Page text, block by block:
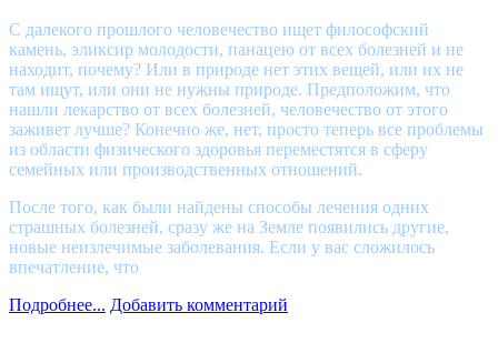
С далекого прошлого человечество ищет философский
камень, эликсир молодости, панацею от всех болезней и не
находит, почему? Или в природе нет этих вещей, или их не
там ищут, или они не нужны природе. Предположим, что
нашли лекарство от всех болезней, человечество от этого
заживет лучше? Конечно же, нет, просто теперь все проблемы
из области физического здоровья переместятся в сферу
семейных или производственных отношений.
После того, как были найдены способы лечения одних
страшных болезней, сразу же на Земле появились другие,
новые неизлечимые заболевания. Если у вас сложилось
впечатление, что
Подробнее... Добавить комментарий